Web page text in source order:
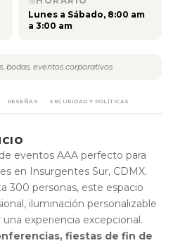
Lunes a Sábado, 8:00 am
a 3:00 am
bodas, eventos corporativos
RESEÑAS SEGURIDAD Y POLÍTICAS
eventos AAA perfecto para
en Insurgentes Sur, CDMX.
300 personas, este espacio
iluminación personalizable
experiencia excepcional.
fiestas de fin de